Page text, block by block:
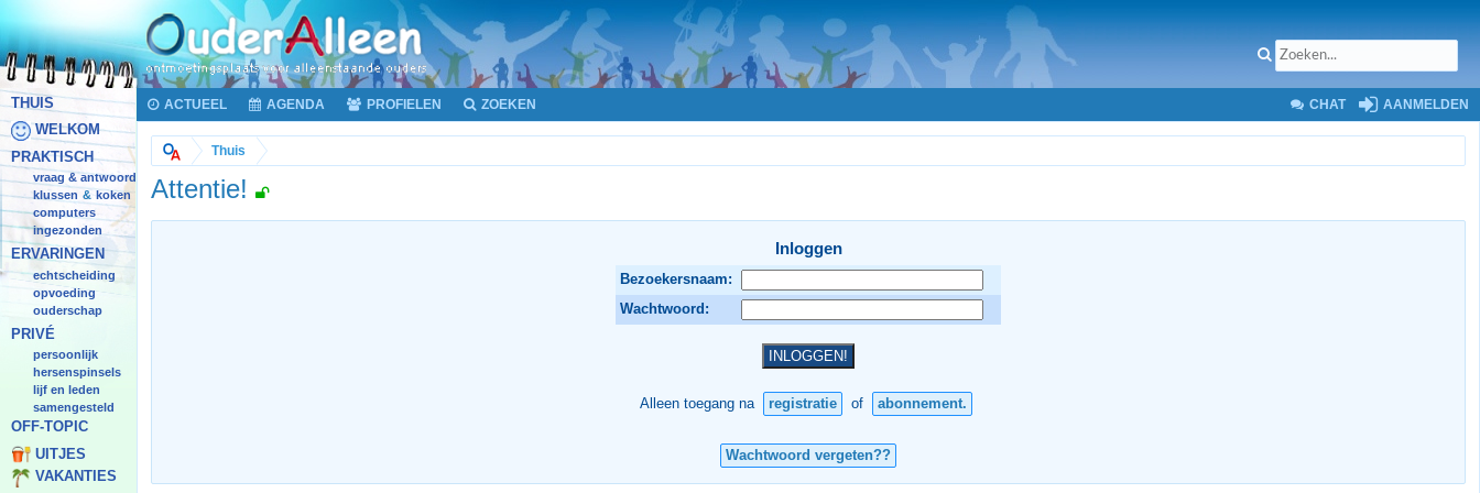
THUIS
WELKOM
PRAKTISCH
vraag & antwoord
klussen & koken
computers
ingezonden
ERVARINGEN
echtscheiding
opvoeding
ouderschap
PRIVÉ
persoonlijk
hersenspinsels
lijf en leden
samengesteld
OFF-TOPIC
UITJES
VAKANTIES
ACTUEEL AGENDA PROFIELEN ZOEKEN CHAT AANMELDEN
Thuis
Attentie!
Inloggen
Bezoekersnaam:
Wachtwoord:
Alleen toegang na registratie of abonnement.
Wachtwoord vergeten??